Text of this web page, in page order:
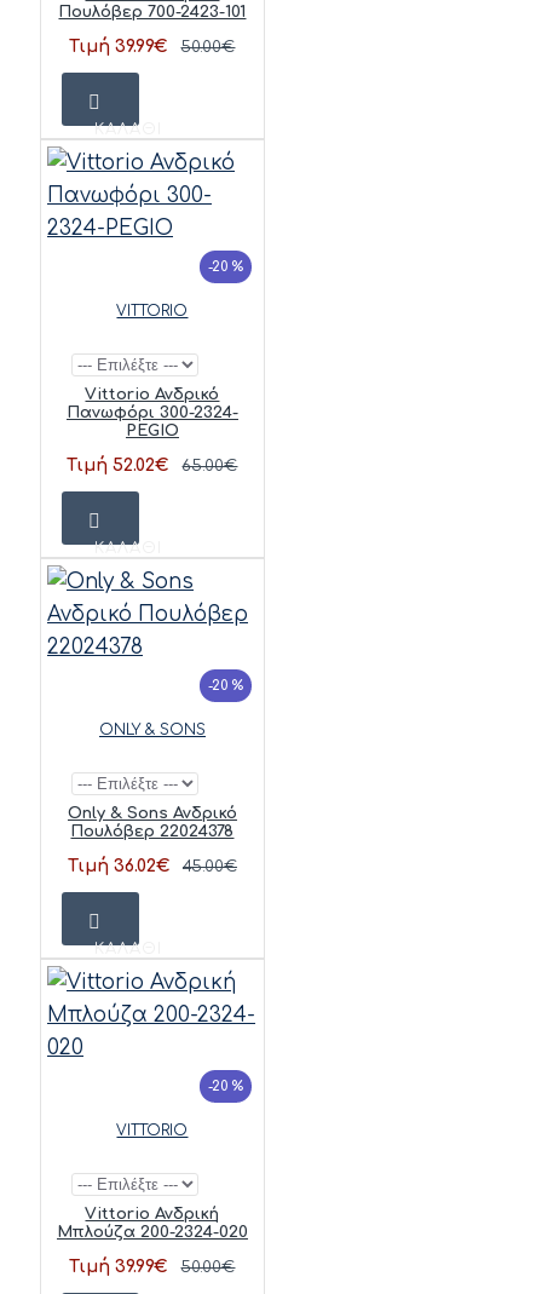
Πουλόβερ 700-2423-101
Τιμή 39.99€ 50.00€
ΚΑΛΆΘΙ
-20 %
VITTORIO
Vittorio Ανδρικό
Πανωφόρι 300-2324-
PEGIO
Τιμή 52.02€ 65.00€
ΚΑΛΆΘΙ
-20 %
ONLY & SONS
Only & Sons Ανδρικό
Πουλόβερ 22024378
Τιμή 36.02€ 45.00€
ΚΑΛΆΘΙ
-20 %
VITTORIO
Vittorio Ανδρική
Μπλούζα 200-2324-020
Τιμή 39.99€ 50.00€